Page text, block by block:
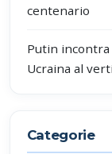
centenario
Putin incontra
Ucraina al
Categorie